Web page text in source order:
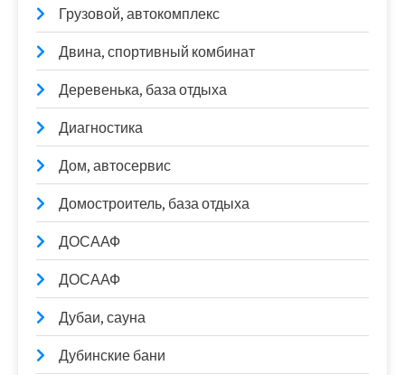
Грузовой, автокомплекс
Двина, спортивный комбинат
Деревенька, база отдыха
Диагностика
Дом, автосервис
Домостроитель, база отдыха
ДОСААФ
ДОСААФ
Дубаи, сауна
Дубинские бани